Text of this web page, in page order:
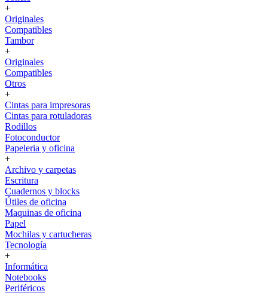
+
Originales
Compatibles
Tambor
+
Originales
Compatibles
Otros
+
Cintas para impresoras
Cintas para rotuladoras
Rodillos
Fotoconductor
Papeleria y oficina
+
Archivo y carpetas
Escritura
Cuadernos y blocks
Útiles de oficina
Maquinas de oficina
Papel
Mochilas y cartucheras
Tecnología
+
Informática
Notebooks
Periféricos